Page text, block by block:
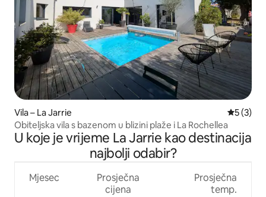
Vila – La Jarrie
5 (3)
Obiteljska vila s bazenom u blizini plaže i La Rochellea
U koje je vrijeme La Jarrie kao destinacija
najbolji odabir?
Mjesec
Prosječna
cijena
Prosječna
temp.